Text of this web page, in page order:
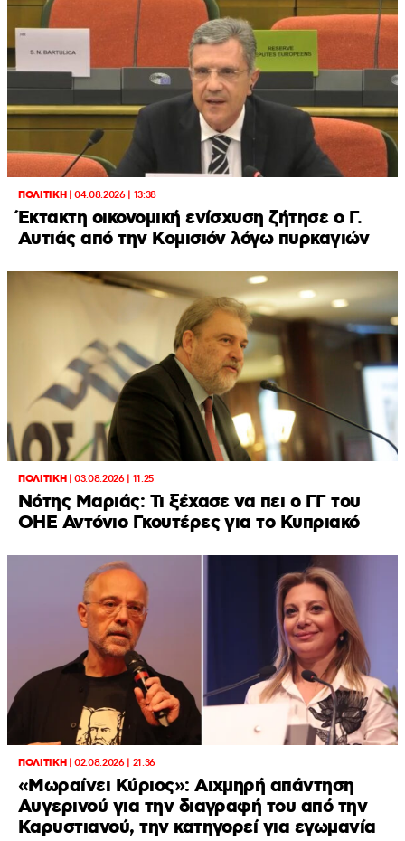
ΠΟΛΙΤΙΚΗ|04.08.2026 | 13:38
Έκτακτη οικονομική ενίσχυση ζήτησε ο Γ.
Αυτιάς από την Κομισιόν λόγω πυρκαγιών
ΠΟΛΙΤΙΚΗ|03.08.2026 | 11:25
Νότης Μαριάς: Τι ξέχασε να πει ο ΓΓ του
ΟΗΕ Αντόνιο Γκουτέρες για το Κυπριακό
ΠΟΛΙΤΙΚΗ|02.08.2026 | 21:36
«Μωραίνει Κύριος»: Αιχμηρή απάντηση
Αυγερινού για την διαγραφή του από την
Καρυστιανού, την κατηγορεί για εγωμανία